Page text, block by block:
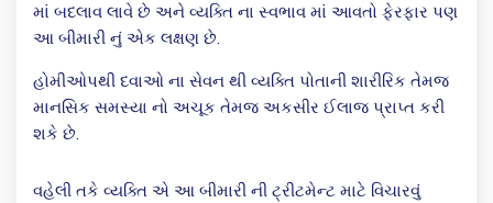
માં બદલાવ લાવે છે અને વ્યક્તિ ના સ્વભાવ માં આવતો ફેરફાર પણ
આ બીમારી નું એક લક્ષણ છે.
હોમીઓપથી દવાઓ ના સેવન થી વ્યક્તિ પોતાની શારીરિક તેમજ
માનસિક સમસ્યા નો અચૂક તેમજ અકસીર ઈલાજ પ્રાપ્ત કરી
શકે છે.
વહેલી તકે વ્યક્તિ એ આ બીમારી ની ટ્રીટમેન્ટ માટે વિચારવું